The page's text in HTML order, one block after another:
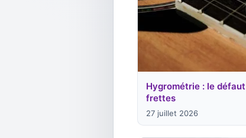
Hygrométrie : le
frettes
27 juillet 2026